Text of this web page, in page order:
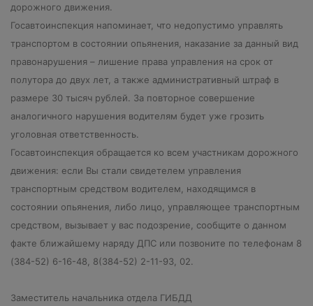
дорожного движения.
Госавтоинспекция напоминает, что недопустимо управлять
транспортом в состоянии опьянения, наказание за данный вид
правонарушения – лишение права управления на срок от
полутора до двух лет, а также административный штраф в
размере 30 тысяч рублей. За повторное совершение
аналогичного нарушения водителям будет уже грозить
уголовная ответственность.
Госавтоинспекция обращается ко всем участникам дорожного
движения: если Вы стали свидетелем управления
транспортным средством водителем, находящимся в
состоянии опьянения, либо лицо, управляющее транспортным
средством, вызывает у вас подозрение, сообщите о данном
факте ближайшему наряду ДПС или позвоните по телефонам 8
(384-52) 6-16-48, 8(384-52) 2-11-93, 02.
Заместитель начальника отдела ГИБДД